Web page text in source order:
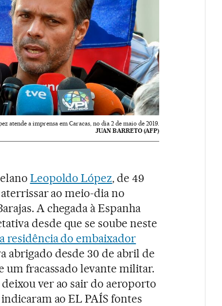
atende a imprensa em Caracas, no dia 2 de maio de 2019.
JUAN BARRETO (AFP)
Leopoldo López, de 49
ao meio-dia no
A chegada à Espanha
desde que se soube neste
residência do embaixador
abrigado desde 30 de abril de
um fracassado levante militar.
ver ao sair do aeroporto
ao EL PAÍS fontes